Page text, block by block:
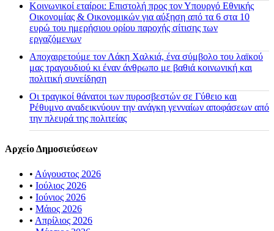
Κοινωνικοί εταίροι: Επιστολή προς τον Υπουργό Εθνικής
Οικονομίας & Οικονομικών για αύξηση από τα 6 στα 10
ευρώ του ημερήσιου ορίου παροχής σίτισης των
εργαζόμενων
Αποχαιρετούμε τον Λάκη Χαλκιά, ένα σύμβολο του λαϊκού
μας τραγουδιού κι έναν άνθρωπο με βαθιά κοινωνική και
πολιτική συνείδηση
Οι τραγικοί θάνατοι των πυροσβεστών σε Γύθειο και
Ρέθυμνο αναδεικνύουν την ανάγκη γενναίων αποφάσεων από
την πλευρά της πολιτείας
Αρχείο Δημοσιεύσεων
• Αύγουστος 2026
• Ιούλιος 2026
• Ιούνιος 2026
• Μάιος 2026
• Απρίλιος 2026